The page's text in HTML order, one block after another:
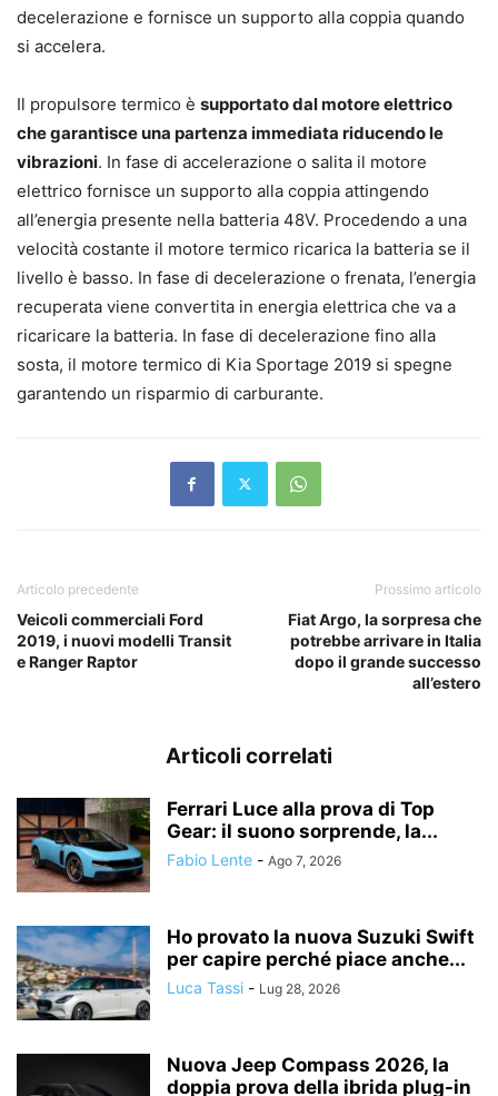
decelerazione e fornisce un supporto alla coppia quando
si accelera.
Il propulsore termico è supportato dal motore elettrico
che garantisce una partenza immediata riducendo le
vibrazioni. In fase di accelerazione o salita il motore
elettrico fornisce un supporto alla coppia attingendo
all’energia presente nella batteria 48V. Procedendo a una
velocità costante il motore termico ricarica la batteria se il
livello è basso. In fase di decelerazione o frenata, l’energia
recuperata viene convertita in energia elettrica che va a
ricaricare la batteria. In fase di decelerazione fino alla
sosta, il motore termico di Kia Sportage 2019 si spegne
garantendo un risparmio di carburante.
Articolo precedente
Veicoli commerciali Ford
2019, i nuovi modelli Transit
e Ranger Raptor
Prossimo articolo
Fiat Argo, la sorpresa che
potrebbe arrivare in Italia
dopo il grande successo
all’estero
Articoli correlati
Ferrari Luce alla prova di Top
Gear: il suono sorprende, la...
Fabio Lente - Ago 7, 2026
Ho provato la nuova Suzuki Swift
per capire perché piace anche...
Luca Tassi - Lug 28, 2026
Nuova Jeep Compass 2026, la
doppia prova della ibrida plug-in